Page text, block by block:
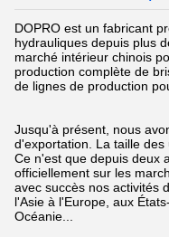
DOPRO est un fabricant
hydrauliques depuis plus
marché intérieur chinois
production complète de
de lignes de production
Jusqu'à présent, nous
d'exportation. La taille des
Ce n'est que depuis deux
officiellement sur les
avec succès nos activités
l'Asie à l'Europe, aux
Océanie...